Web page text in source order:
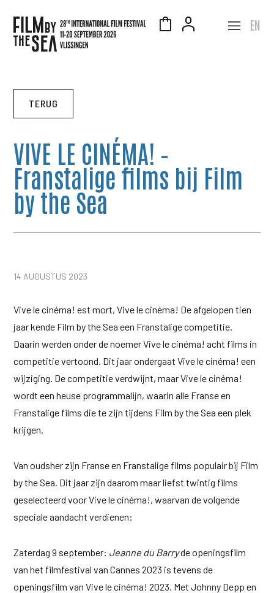
EN
TERUG
VIVE LE CINÉMA! –
Franstalige films bij Film
by the Sea
14 AUGUSTUS 2023
Vive le cinéma! est mort, Vive le cinéma! De afgelopen tien
jaar kende Film by the Sea een Franstalige competitie.
Daarin werden onder de noemer Vive le cinéma! acht films in
competitie vertoond. Dit jaar ondergaat Vive le cinéma! een
wijziging. De competitie verdwijnt, maar Vive le cinéma!
wordt een heuse programmalijn, waarin alle Franse en
Franstalige films die te zijn tijdens Film by the Sea een plek
krijgen.
Van oudsher zijn Franse en Franstalige films populair bij Film
by the Sea. Dit jaar zijn daarom maar liefst twintig films
geselecteerd voor Vive le cinéma!, waarvan de volgende
speciale aandacht verdienen:
Zaterdag 9 september: Jeanne du Barryde openingsfilm
van het filmfestival van Cannes 2023 is tevens de
openingsfilm van Vive le cinéma! 2023. Met Johnny Depp en